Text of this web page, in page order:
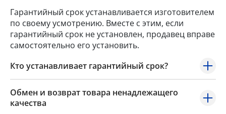
Гарантийный срок устанавливается изготовителем
по своему усмотрению. Вместе с этим, если
гарантийный срок не установлен, продавец вправе
самостоятельно его установить.
Кто устанавливает гарантийный срок?
Обмен и возврат товара ненадлежащего
качества